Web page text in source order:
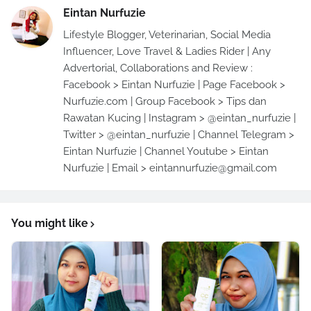
Eintan Nurfuzie
Lifestyle Blogger, Veterinarian, Social Media
Influencer, Love Travel & Ladies Rider | Any
Advertorial, Collaborations and Review :
Facebook > Eintan Nurfuzie | Page Facebook >
Nurfuzie.com | Group Facebook > Tips dan
Rawatan Kucing | Instagram > @eintan_nurfuzie |
Twitter > @eintan_nurfuzie | Channel Telegram >
Eintan Nurfuzie | Channel Youtube > Eintan
Nurfuzie | Email > eintannurfuzie@gmail.com
You might like